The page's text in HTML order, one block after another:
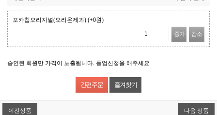
포카칩오리지널(오리온제과) (+0원)
증가 감소
승인된 회원만 가격이 노출됩니다. 등업신청을 해주세요
즐겨찾기
이전상품 다음 상품